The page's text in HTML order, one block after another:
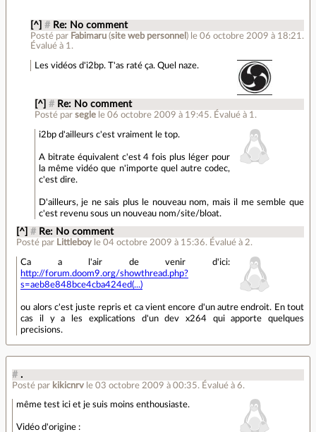
[^] # Re: No comment
Posté par Fabimaru(site web personnel ) le 06 octobre 2009 à 18:21 .
Évalué à 1 .
Les vidéos d'i2bp. T'as raté ça. Quel naze.
[^] # Re: No comment
Posté par segle le 06 octobre 2009 à 19:45. Évalué à 1 .
i2bp d'ailleurs c'est vraiment le top.
A bitrate équivalent c'est 4 fois plus léger pour
la même vidéo que n'importe quel autre codec,
c'est dire.
D'ailleurs, je ne sais plus le nouveau nom, mais il me semble que
c'est revenu sous un nouveau nom/site/bloat.
[^] # Re: No comment
Posté par Littleboy le 04 octobre 2009 à 15:36. Évalué à 2.
Ca a l'air de venir d'ici:
http://forum.doom9.org/showthread.php?
s=aeb8e848bce4cba424ed(...)
ou alors c'est juste repris et ca vient encore d'un autre endroit. En tout
cas il y a les explications d'un dev x264 qui apporte quelques
precisions.
# .
Posté par kikicnrv le 03 octobre 2009 à 00:35. Évalué à 6.
même test ici et je suis moins enthousiaste.
Vidéo d'origine :